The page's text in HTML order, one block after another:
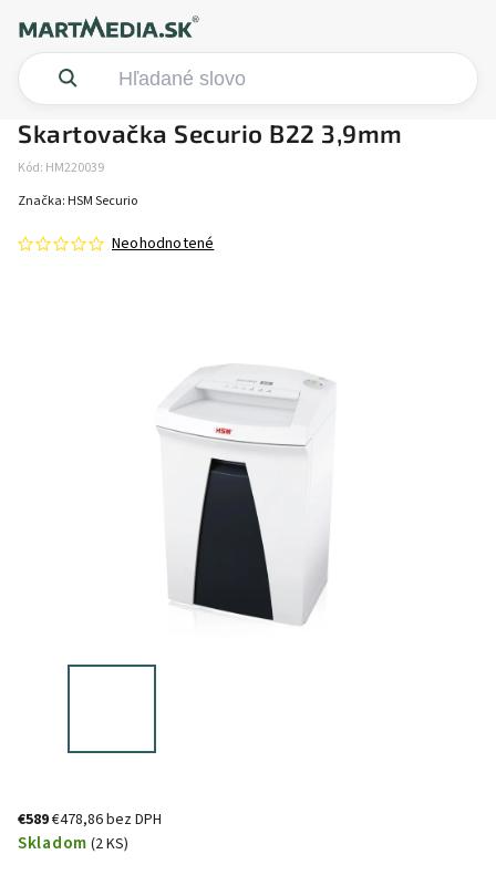
Skartovačka Securio B22 3,9mm
Kód: HM220039
Neohodnotené
Značka: HSM Securio
€589€478,86 bez DPH
Skladom (2 KS)